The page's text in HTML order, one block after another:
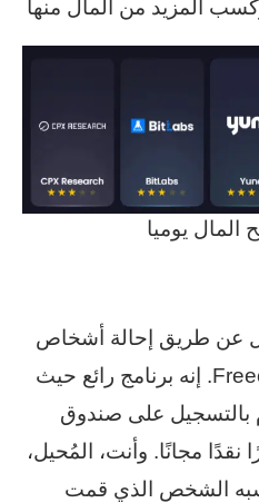
المزيد من المال منها
عن طريق إحالة أشخاص
آخرين للانضمام إلى Freecash. إنه برنامج رائع حيث
على صندوق
إلى 250 دولارًا نقدًا مجانًا. وأنت، المُحيل،
يكسبه الشخص الذي قمت